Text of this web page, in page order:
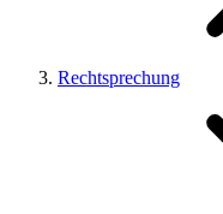
Rechtsprechung